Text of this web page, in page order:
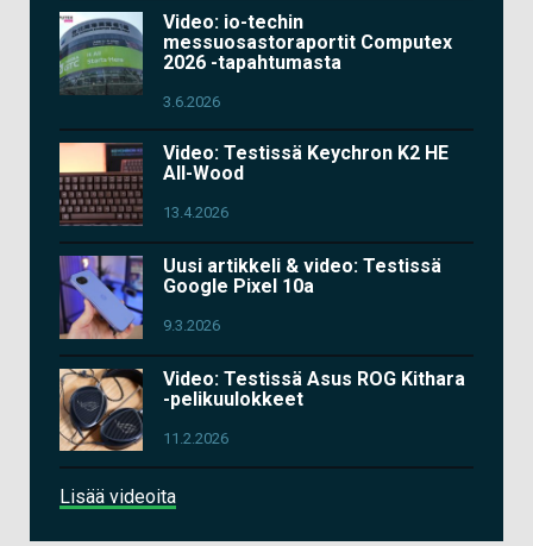
Video: io-techin
messuosastoraportit Computex
2026 -tapahtumasta
3.6.2026
Video: Testissä Keychron K2 HE
All-Wood
13.4.2026
Uusi artikkeli & video: Testissä
Google Pixel 10a
9.3.2026
Video: Testissä Asus ROG Kithara
-pelikuulokkeet
11.2.2026
Lisää videoita